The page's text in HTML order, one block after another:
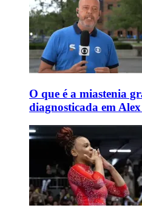
O que é a miastenia
diagnosticada em